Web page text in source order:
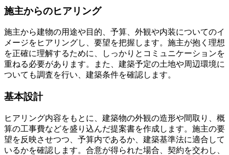
施主からのヒアリング
施主から建物の用途や目的、予算、外観や内装についてのイ
メージをヒアリングし、要望を把握します。施主が抱く理想
を正確に理解するために、しっかりとコミュニケーションを
重ねる必要があります。また、建築予定の土地や周辺環境に
ついても調査を行い、建築条件を確認します。
基本設計
ヒアリング内容をもとに、建築物の外観の造形や間取り、概
算の工事費などを盛り込んだ提案書を作成します。施主の要
望を反映させつつ、予算内であるか、建築基準法に適合して
いるかを確認します。合意が得られた場合、契約を交わし、